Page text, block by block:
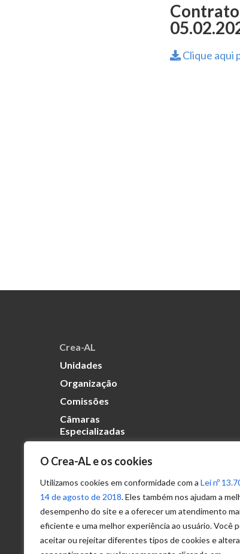
O Crea-AL e os cookies
Utilizamos cookies em conformidade com a Lei nº
14 de agosto de 2018. Eles também nos ajudam a
desempenho do site e a oferecer um atendimento
eficiente e uma melhor experiência ao usuário. Você
aceitar ou rejeitar diferentes tipos de cookies e
Contrato
Clique aqui
Crea-AL
Unidades
Organização
Comissões
Câmaras
Especializadas
Transparência
Portal
Acesso à
Informação
Política de
Privacidade de
Dados